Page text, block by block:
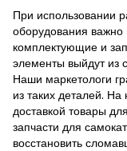
При использовании
оборудования
комплектующие и
элементы выйдут из
Наши маркетологи
из таких деталей.
доставкой товары
запчасти для
восстановить